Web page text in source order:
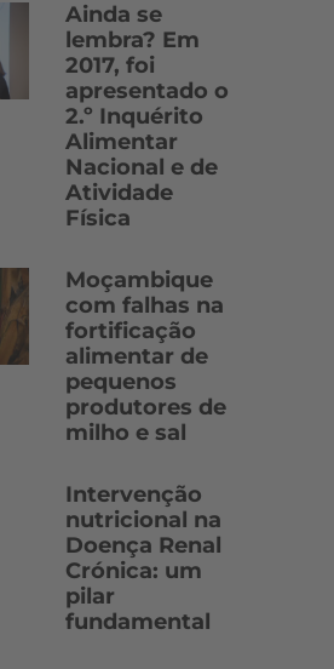
Ainda se
lembra? Em
2017, foi
apresentado o
2.º Inquérito
Alimentar
Nacional e de
Atividade
Física
Moçambique
com falhas na
fortificação
alimentar de
pequenos
produtores de
milho e sal
Intervenção
nutricional na
Doença Renal
Crónica: um
pilar
fundamental